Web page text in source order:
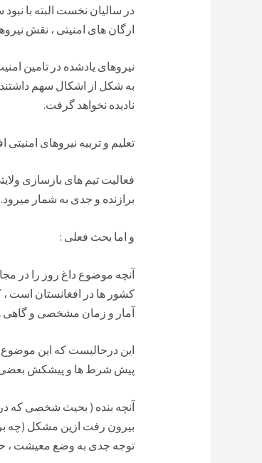
در سالیان نخست البته با
ارگان های امنیتی ، نقش
نیروهای یادشده در تامین
به شکل از اشکال سهم داشتند
نادیده نخواهد گرفت.
تعلیم و تربیه نیروهای
فعالیت تیم های بازسازی
برازنده و جدی به شمار میرود.
و اما بحث فعلی :
آنچه موضوع داغ روز را در
کشور ها در افغانستان است
آمار و زمان مشخصی و گاهی
این درحالیست که این موضوع
پیش شرط ها و پیشکش بعضی
آنچه بنده ( بحیث شخصی که
بیرون رفت ازین مشکل (چه
توجه جدی به وضع معیشت ،